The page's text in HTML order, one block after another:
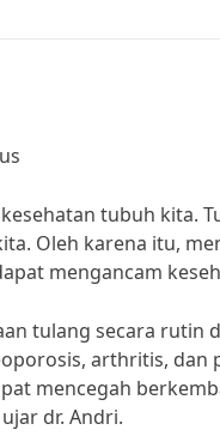
tubuh kita.
Oleh karena itu,
mengancam
tulang secara rutin
arthritis, dan
mencegah
dr. Andri.